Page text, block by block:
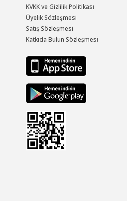
KVKK ve Gizlilik Politikası
Üyelik Sözleşmesi
Satış Sözleşmesi
Katkıda Bulun Sözleşmesi